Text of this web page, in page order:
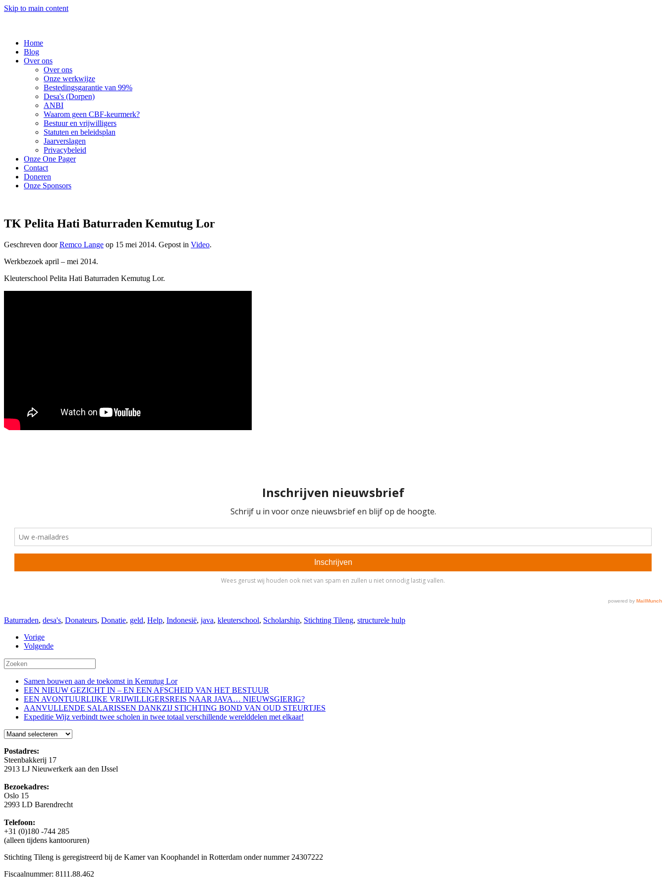
Skip to main content
Home
Blog
Over ons
Over ons
Onze werkwijze
Bestedingsgarantie van 99%
Desa's (Dorpen)
ANBI
Waarom geen CBF-keurmerk?
Bestuur en vrijwilligers
Statuten en beleidsplan
Jaarverslagen
Privacybeleid
Onze One Pager
Contact
Doneren
Onze Sponsors
TK Pelita Hati Baturraden Kemutug Lor
Geschreven doorRemco Lange op 15 mei 2014. Gepost in Video.
Werkbezoek april – mei 2014.
Kleuterschool Pelita Hati Baturraden Kemutug Lor.
Baturraden, desa's, Donateurs, Donatie, geld, Help, Indonesië, java, kleuterschool, Scholarship, Stichting Tileng, structurele hulp
Vorige
Volgende
Samen bouwen aan de toekomst in Kemutug Lor
EEN NIEUW GEZICHT IN – EN EEN AFSCHEID VAN HET BESTUUR
EEN AVONTUURLIJKE VRIJWILLIGERSREIS NAAR JAVA… NIEUWSGIERIG?
AANVULLENDE SALARISSEN DANKZIJ STICHTING BOND VAN OUD STEURTJES
Expeditie Wijz verbindt twee scholen in twee totaal verschillende werelddelen met elkaar!
Blog
Postadres:
Steenbakkerij 17
2913 LJ Nieuwerkerk aan den IJssel
Bezoekadres:
Oslo 15
2993 LD Barendrecht
Telefoon:
+31 (0)180 -744 285
(alleen tijdens kantooruren)
Stichting Tileng is geregistreerd bij de Kamer van Koophandel in Rotterdam onder nummer 24307222
Fiscaalnummer: 8111.88.462